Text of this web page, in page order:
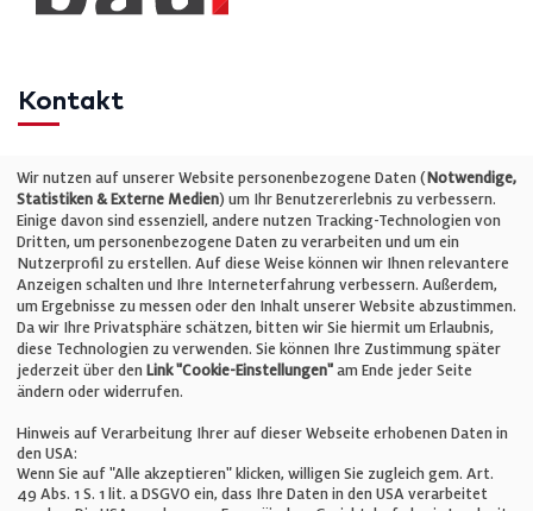
Kontakt
Telefon: +49 (0)711 2585563-0
E-Mail:info@bauelemente-bau.eu
Unternehmen
Impressum
Cookie-Einstellungen
Wir nutzen auf unserer Website personenbezogene Daten (Notwendige,
Statistiken & Externe Medien) um Ihr Benutzererlebnis zu verbessern.
Einige davon sind essenziell, andere nutzen Tracking-Technologien von
Dritten, um personenbezogene Daten zu verarbeiten und um ein
Nutzerprofil zu erstellen. Auf diese Weise können wir Ihnen relevantere
Anzeigen schalten und Ihre Interneterfahrung verbessern. Außerdem,
um Ergebnisse zu messen oder den Inhalt unserer Website abzustimmen.
Da wir Ihre Privatsphäre schätzen, bitten wir Sie hiermit um Erlaubnis,
diese Technologien zu verwenden. Sie können Ihre Zustimmung später
jederzeit über den Link "Cookie-Einstellungen" am Ende jeder Seite
ändern oder widerrufen.
Hinweis auf Verarbeitung Ihrer auf dieser Webseite erhobenen Daten in
den USA:
Wenn Sie auf "Alle akzeptieren" klicken, willigen Sie zugleich gem. Art.
49 Abs. 1 S. 1 lit. a DSGVO ein, dass Ihre Daten in den USA verarbeitet